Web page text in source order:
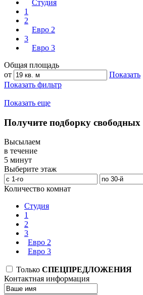
Студия
1
2
Евро 2
3
Евро 3
Общая площадь
от
Показать
Показать фильтр
Показать еще
Получите подборку
Высылаем
в течение
5 минут
Выберите этаж
Количество комнат
Студия
1
2
3
Евро 2
Евро 3
Только СПЕЦПРЕДЛОЖЕНИЯ
Контактная информация